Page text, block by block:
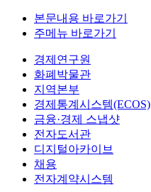
본문내용 바로가기
주메뉴 바로가기
경제연구원
화폐박물관
지역본부
경제통계시스템(ECOS)
금융·경제 스냅샷
전자도서관
디지털아카이브
채용
전자계약시스템